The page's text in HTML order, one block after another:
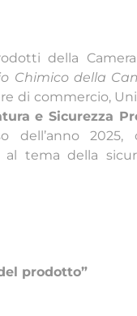
della
Chimico della
di commercio,
e Sicurezza
dell’anno 2025,
tema della
prodotto”